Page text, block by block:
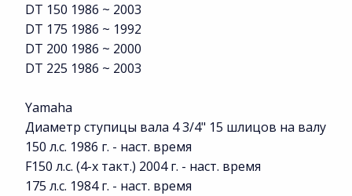
DT 150 1986 ~ 2003
DT 175 1986 ~ 1992
DT 200 1986 ~ 2000
DT 225 1986 ~ 2003
Yamaha
Диаметр ступицы вала 4 3/4" 15 шлицов на валу
150 л.с. 1986 г. - наст. время
F150 л.с. (4-х такт.) 2004 г. - наст. время
175 л.с. 1984 г. - наст. время